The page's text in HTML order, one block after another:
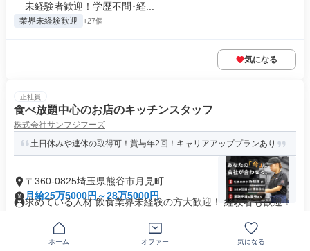
未経験者歓迎！学歴不問･経...
業界未経験歓迎 +27個
気になる
正社員
食べ放題中心のお店のキッチンスタッフ
株式会社サンフジフーズ
土日休みや連休の取得可！賞与年2回！キャリアアッププランあり
〒360-0825埼玉県熊谷市月見町
月給25万5000円～28万5000円
求めている人材 飲食業界未経験の方大歓迎！ 経験者も歓迎！
業界未経験歓迎
ホーム オファー 気になる